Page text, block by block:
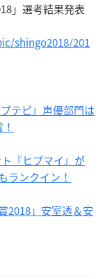
」選考結果発表
shingo2018/201
テピ』声優部門は
『ヒプマイ』が
ランクイン！
2018」安室透＆安